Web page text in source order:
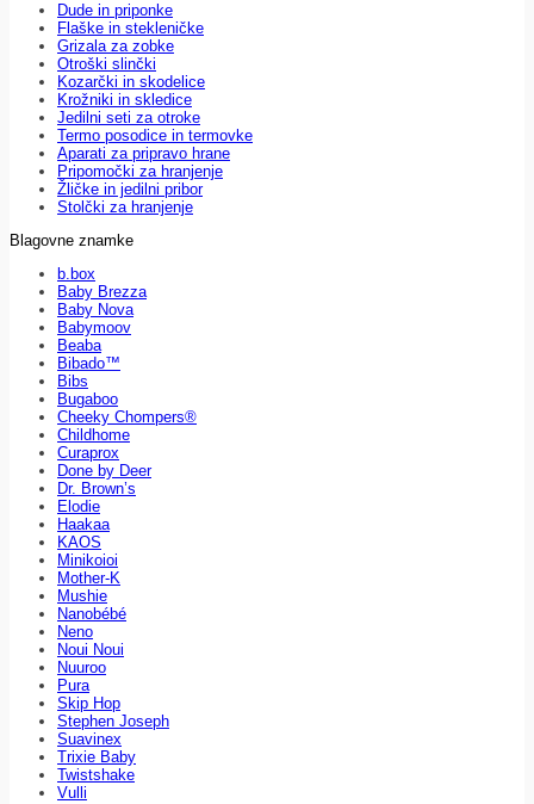
Dude in priponke
Flaške in stekleničke
Grizala za zobke
Otroški slinčki
Kozarčki in skodelice
Krožniki in skledice
Jedilni seti za otroke
Termo posodice in termovke
Aparati za pripravo hrane
Pripomočki za hranjenje
Žličke in jedilni pribor
Stolčki za hranjenje
Blagovne znamke
b.box
Baby Brezza
Baby Nova
Babymoov
Beaba
Bibado™
Bibs
Bugaboo
Cheeky Chompers®
Childhome
Curaprox
Done by Deer
Dr. Brown’s
Elodie
Haakaa
KAOS
Minikoioi
Mother-K
Mushie
Nanobébé
Neno
Noui Noui
Nuuroo
Pura
Skip Hop
Stephen Joseph
Suavinex
Trixie Baby
Twistshake
Vulli